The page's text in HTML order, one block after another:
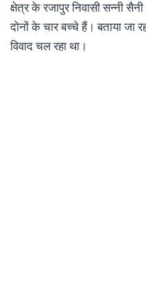
क्षेत्र के रजापुर निवासी सन्नी
दोनों के चार बच्चे हैं। बताया जा
विवाद चल रहा था।